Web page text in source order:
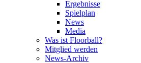
Ergebnisse
Spielplan
News
Media
Was ist Floorball?
Mitglied werden
News-Archiv